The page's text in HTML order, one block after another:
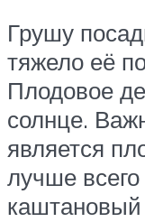
Грушу
тяжело её
Плодовое
солнце.
является
лучше
каштановый